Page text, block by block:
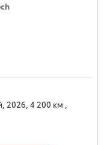
2026, 4 200 км ,